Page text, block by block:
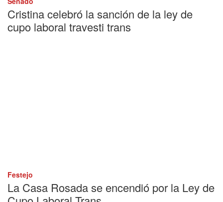
Cristina celebró la sanción de la ley de
cupo laboral travesti trans
Festejo
La Casa Rosada se encendió por la Ley de